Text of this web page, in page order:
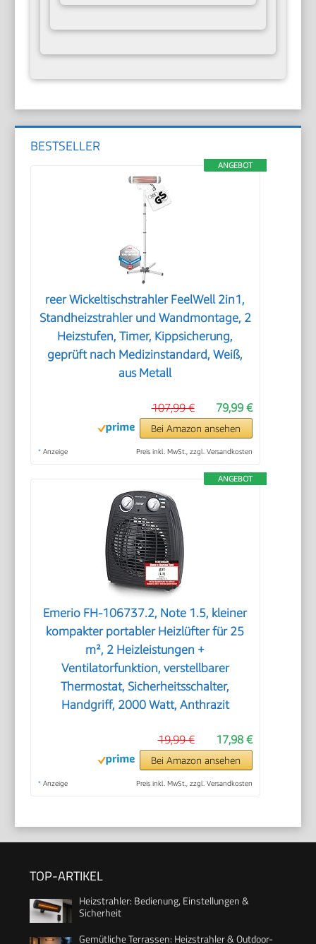
BESTSELLER
ANGEBOT
reer Wickeltischstrahler FeelWell 2in1,
Standheizstrahler und Wandmontage, 2
Heizstufen, Timer, Kippsicherung,
geprüft nach Medizinstandard, Weiß,
aus Metall
79,99 €
107,99 €
Bei Amazon ansehen
* Anzeige Preis inkl. MwSt., zzgl. Versandkosten
ANGEBOT
Emerio FH-106737.2, Note 1.5, kleiner
kompakter portabler Heizlüfter für 25
m², 2 Heizleistungen +
Ventilatorfunktion, verstellbarer
Thermostat, Sicherheitsschalter,
Handgriff, 2000 Watt, Anthrazit
17,98 €
19,99 €
Bei Amazon ansehen
* Anzeige Preis inkl. MwSt., zzgl. Versandkosten
TOP-ARTIKEL
Heizstrahler: Bedienung, Einstellungen &
Sicherheit
Gemütliche Terrassen: Heizstrahler & Outdoor-